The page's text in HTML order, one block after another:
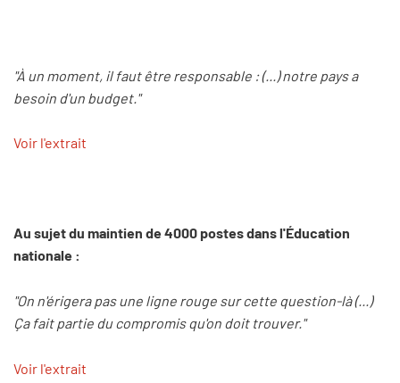
"À un moment, il faut être responsable : (...) notre pays a
besoin d'un budget."
Voir l'extrait
Au sujet du maintien de 4000 postes dans l'Éducation
nationale :
"On n'érigera pas une ligne rouge sur cette question-là (...)
Ça fait partie du compromis qu'on doit trouver."
Voir l'extrait